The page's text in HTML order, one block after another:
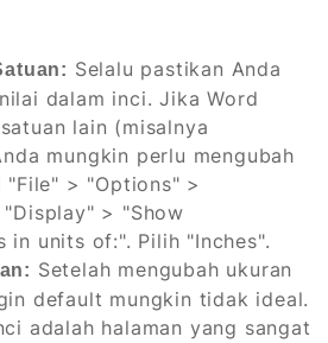
Selalu pastikan Anda
dalam inci. Jika Word
lain (misalnya
mungkin perlu mengubah
"File" > "Options" >
> "Show
in units of:". Pilih "Inches".
Setelah mengubah ukuran
default mungkin tidak ideal.
adalah halaman yang sangat